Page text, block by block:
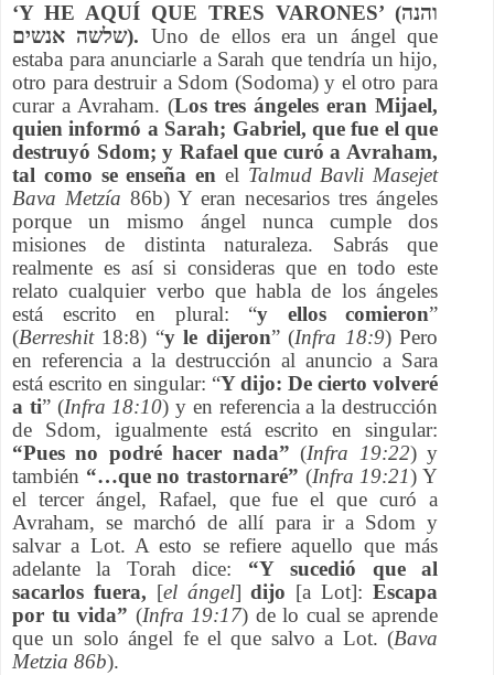
‘Y HE AQUÍ QUE TRES VARONES’ (והנה
שלשה אנשים). Uno de ellos era un ángel que
estaba para anunciarle a Sarah que tendría un hijo,
otro para destruir a Sdom (Sodoma) y el otro para
curar a Avraham. (Los tres ángeles eran Mijael,
quien informó a Sarah; Gabriel, que fue el que
destruyó Sdom; y Rafael que curó a Avraham,
tal como se enseña en el Talmud Bavli Masejet
Bava Metzía 86b) Y eran necesarios tres ángeles
porque un mismo ángel nunca cumple dos
misiones de distinta naturaleza. Sabrás que
realmente es así si consideras que en todo este
relato cualquier verbo que habla de los ángeles
está escrito en plural: “y ellos comieron”
(Berreshit18:8) “y le dijeron” (Infra 18:9) Pero
en referencia a la destrucción al anuncio a Sara
está escrito en singular: “Y dijo: De cierto volveré
a ti” (Infra 18:10) y en referencia a la destrucción
de Sdom, igualmente está escrito en singular:
“Pues no podré hacer nada”(Infra 19:22) y
también “…que no trastornaré” (Infra 19:21) Y
el tercer ángel, Rafael, que fue el que curó a
Avraham, se marchó de allí para ir a Sdom y
salvar a Lot. A esto se refiere aquello que más
adelante la Torah dice: “Ysucedió que al
sacarlos fuera, [el ángel]dijo [a Lot]:Escapa
por tu vida” (Infra 19:17) de lo cual se aprende
que un solo ángel fe el que salvo a Lot. (Bava
Metzia 86b).